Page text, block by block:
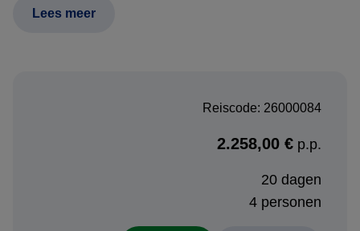
. Daarna wacht de
, een van de meest bijzondere natuurgebieden
kans op wild spotten het avontuur compleet maken.
Vervolgens draait alles om de indrukwekkende
Lees meer
Reiscode: 26000084
2.258,00 € p.p.
20 dagen
4 personen